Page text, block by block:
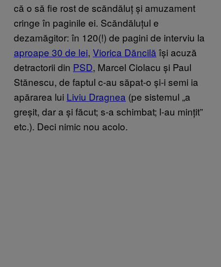
că o să fie rost de scăndăluț și amuzament
cringe în paginile ei. Scăndăluțul e
dezamăgitor: în 120(!) de pagini de interviu la
aproape 30 de lei, Viorica Dăncilă își acuză
detractorii din PSD, Marcel Ciolacu și Paul
Stănescu, de faptul c-au săpat-o și-i semi ia
apărarea lui Liviu Dragnea (pe sistemul „a
greșit, dar a și făcut; s-a schimbat; l-au mințit”
etc.). Deci nimic nou acolo.